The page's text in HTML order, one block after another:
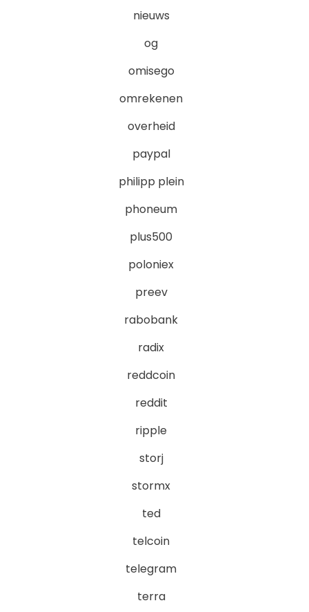
nieuws
og
omisego
omrekenen
overheid
paypal
philipp plein
phoneum
plus500
poloniex
preev
rabobank
radix
reddcoin
reddit
ripple
storj
stormx
ted
telcoin
telegram
terra